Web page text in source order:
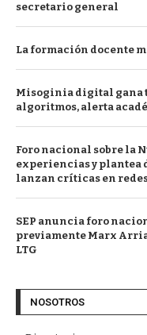
secretario general
La formación docente
Misoginia digital gana
algoritmos, alerta
Foro nacional sobre la
experiencias y plantea
lanzan críticas en
SEP anuncia foro
previamente Marx
LTG
NOSOTROS